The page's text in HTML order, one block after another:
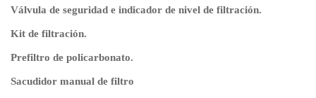
Válvula de seguridad e indicador de nivel de filtración.
Kit de filtración.
Prefiltro de policarbonato.
Sacudidor manual de filtro